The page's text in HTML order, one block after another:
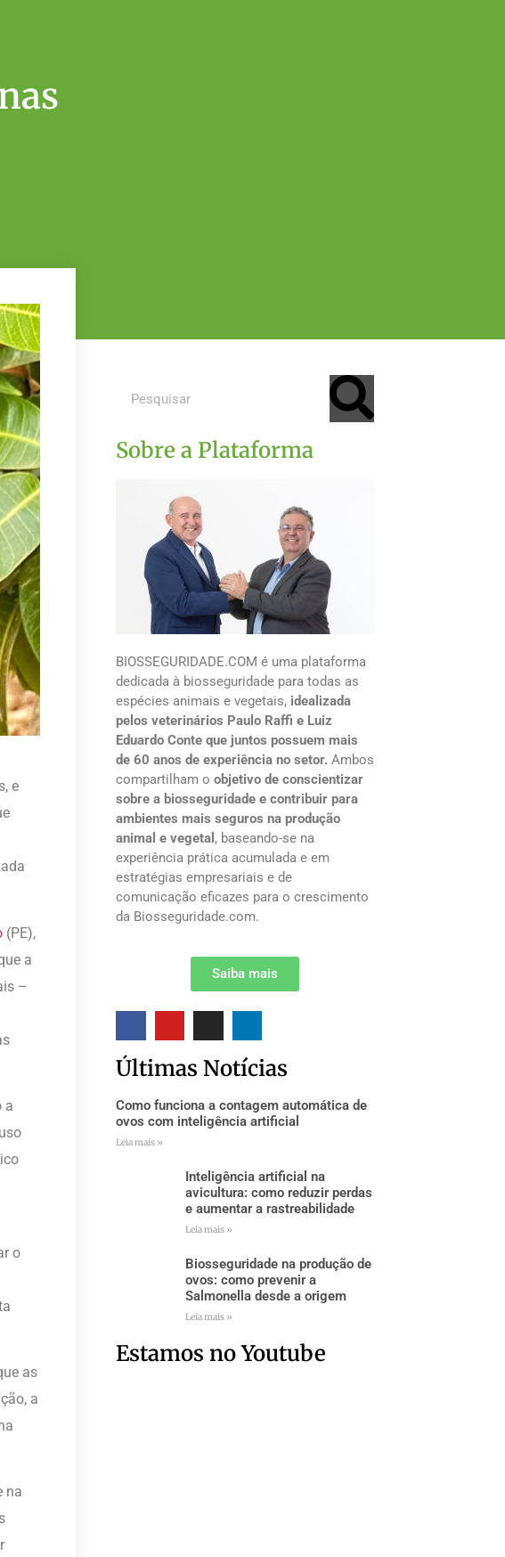
e
(PE),
a
–
a
o
as
a
na
Sobre a Plataforma
BIOSSEGURIDADE.COM é uma plataforma
dedicada à biosseguridade para todas as
espécies animais e vegetais, idealizada
pelos veterinários Paulo Raffi e Luiz
Eduardo Conte que juntos possuem mais
de 60 anos de experiência no setor.Ambos
compartilham o objetivo de conscientizar
sobre a biosseguridade e contribuir para
ambientes mais seguros na produção
animal e vegetal , baseando-se na
experiência prática acumulada e em
estratégias empresariais e de
comunicação eficazes para o crescimento
da Biosseguridade.com.
Saiba mais
Últimas Notícias
Como funciona a contagem automática de
ovos com inteligência artificial
Leia mais »
Inteligência artificial na
avicultura: como reduzir perdas
e aumentar a rastreabilidade
Leia mais »
Biosseguridade na produção de
ovos: como prevenir a
Salmonella desde a origem
Leia mais »
Estamos no Youtube